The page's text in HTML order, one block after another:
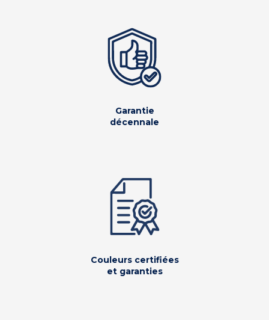
Garantie
décennale
Couleurs certifiées
et garanties